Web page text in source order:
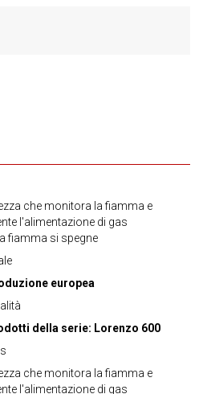
che monitora la fiamma e
l'alimentazione di gas
fiamma si spegne
europea
della serie: Lorenzo 600
che monitora la fiamma e
l'alimentazione di gas